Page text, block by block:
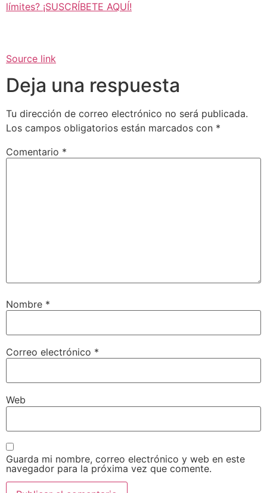
límites? ¡SUSCRÍBETE AQUÍ!
Source link
Deja una respuesta
Tu dirección de correo electrónico no será publicada.
Los campos obligatorios están marcados con *
Comentario *
Nombre *
Correo electrónico *
Web
Guarda mi nombre, correo electrónico y web en este
navegador para la próxima vez que comente.